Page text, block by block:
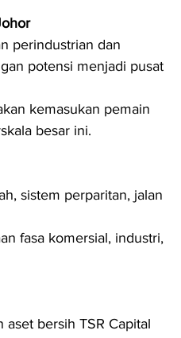
perindustrian dan
potensi menjadi pusat
kemasukan pemain
besar ini.
sistem perparitan, jalan
fasa komersial, industri,
bersih TSR Capital